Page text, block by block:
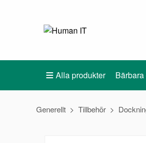
Alla produkter
Generellt Tillbehör